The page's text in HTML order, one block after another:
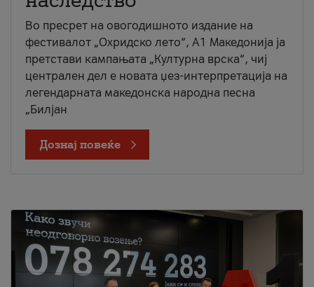
Во пресрет на овогодишното издание на
фестивалот „Охридско лето“, А1 Македонија ја
претстави кампањата „Културна врска“, чиј
централен дел е новата џез-интерпретација на
легендарната македонска народна песна
„Билјан
Дознај повеќе